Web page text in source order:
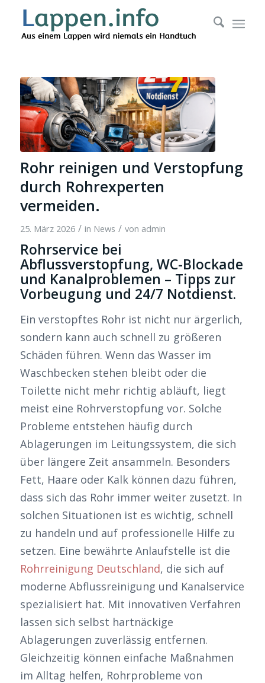
Rohr reinigen und Verstopfung
durch Rohrexperten
vermeiden.
25. März 2026 / in News / von admin
Rohrservice bei
Abflussverstopfung, WC-Blockade
und Kanalproblemen – Tipps zur
Vorbeugung und 24/7 Notdienst.
Ein verstopftes Rohr ist nicht nur ärgerlich,
sondern kann auch schnell zu größeren
Schäden führen. Wenn das Wasser im
Waschbecken stehen bleibt oder die
Toilette nicht mehr richtig abläuft, liegt
meist eine Rohrverstopfung vor. Solche
Probleme entstehen häufig durch
Ablagerungen im Leitungssystem, die sich
über längere Zeit ansammeln. Besonders
Fett, Haare oder Kalk können dazu führen,
dass sich das Rohr immer weiter zusetzt. In
solchen Situationen ist es wichtig, schnell
zu handeln und auf professionelle Hilfe zu
setzen. Eine bewährte Anlaufstelle ist die
Rohrreinigung Deutschland, die sich auf
moderne Abflussreinigung und Kanalservice
spezialisiert hat. Mit innovativen Verfahren
lassen sich selbst hartnäckige
Ablagerungen zuverlässig entfernen.
Gleichzeitig können einfache Maßnahmen
im Alltag helfen, Rohrprobleme von